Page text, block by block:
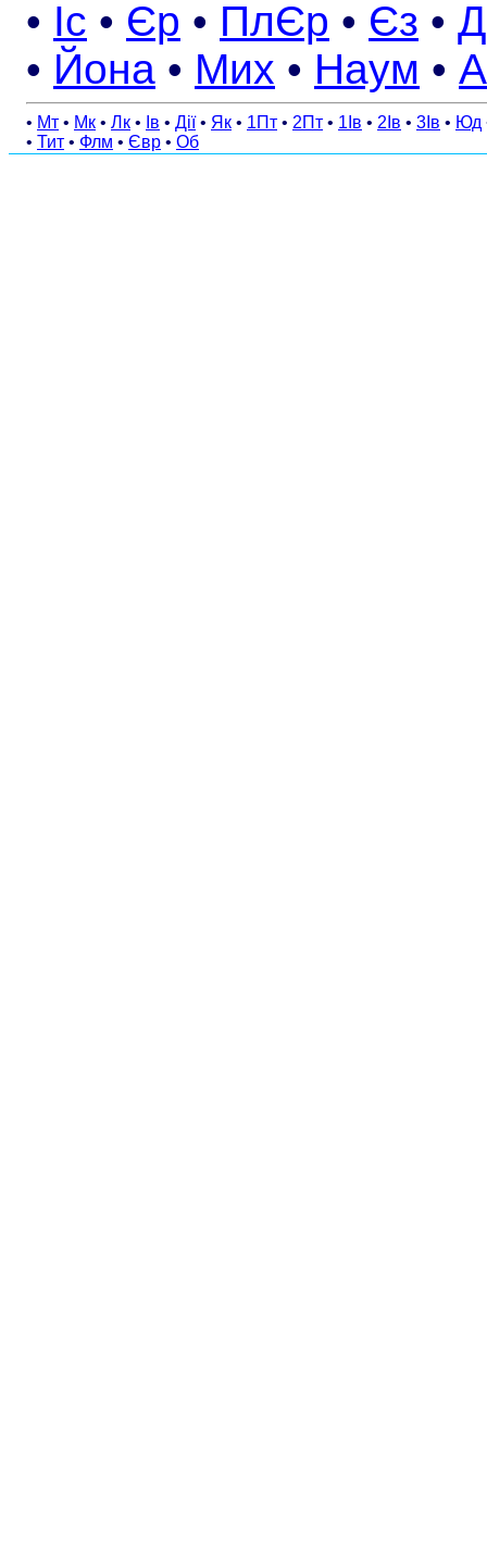
• Іс • Єр • ПлЄр • Єз •
• Йона • Мих • Наум •
• Мт • Мк • Лк • Ів • Дії • Як • 1Пт • 2Пт • 1Ів • 2Ів • 3Ів • Юд
• Тит • Флм • Євр • Об